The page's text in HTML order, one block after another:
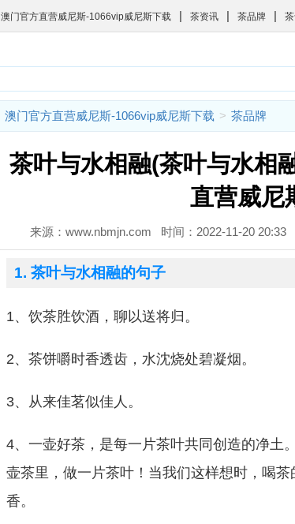
澳门官方直营威尼斯-1066vip威尼斯下载 | 茶资讯 | 茶品牌 |
澳门官方直营威尼斯-1066vip威尼斯下载 > 茶品牌
茶叶与水相融(茶叶与水相
直营威尼
来源：www.nbmjn.com 时间：2022-11-20
1. 茶叶与水相融的句子
1、饮茶胜饮酒，聊以送将归。
2、茶饼嚼时香透齿，水沈烧处碧凝烟。
3、从来佳茗似佳人。
4、一壶好茶，是每一片茶叶共同创造的净土
壶茶里，做一片茶叶！当我们这样想时，喝
香。